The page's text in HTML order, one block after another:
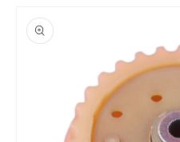
informações
do produto